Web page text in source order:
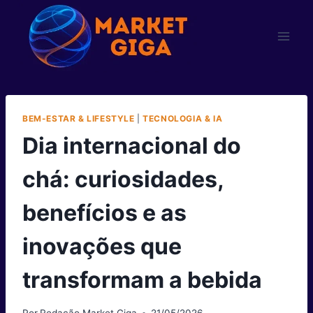
Conteúdo
BEM-ESTAR & LIFESTYLE |TECNOLOGIA & IA
Dia internacional do
chá: curiosidades,
benefícios e as
inovações que
transformam a bebida